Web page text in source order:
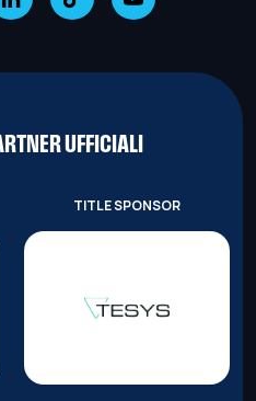
UFFICIALI
TITLE SPONSOR